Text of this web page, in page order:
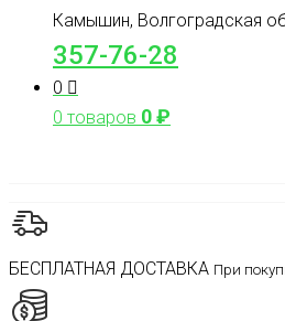
Камышин, Волгоградская
357-76-28
0
0 товаров 0₽
БЕСПЛАТНАЯ ДОСТАВКА При